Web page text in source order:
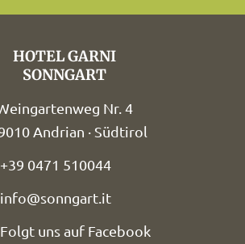
HOTEL GARNI
SONNGART
Nr. 4
Andrian · Südtirol
+39 0471 510044
info@sonngart.it
Folgt uns auf Facebook